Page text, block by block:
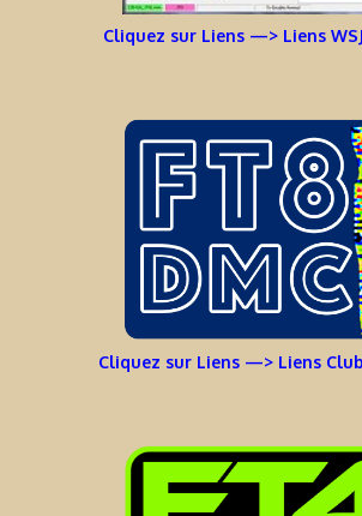
Cliquez sur Liens —> Liens
Cliquez sur Liens —> Liens